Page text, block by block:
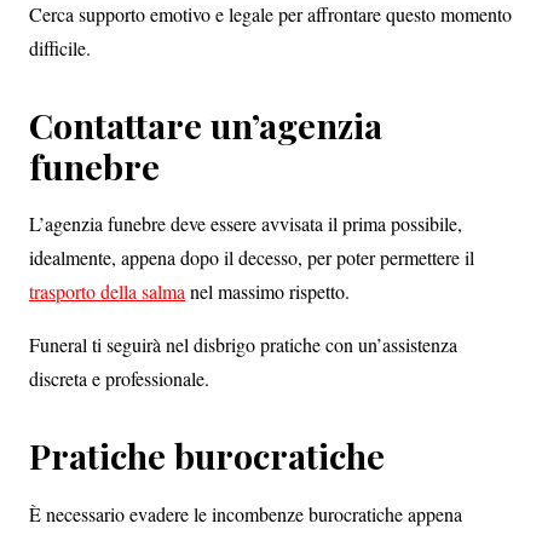
Cerca supporto emotivo e legale per affrontare questo momento
difficile.
Contattare un’agenzia
funebre
L’agenzia funebre deve essere avvisata il prima possibile,
idealmente, appena dopo il decesso, per poter permettere il
trasporto della salmanel massimo rispetto.
Funeral ti seguirà nel disbrigo pratiche con un’assistenza
discreta e professionale.
Pratiche burocratiche
È necessario evadere le incombenze burocratiche appena